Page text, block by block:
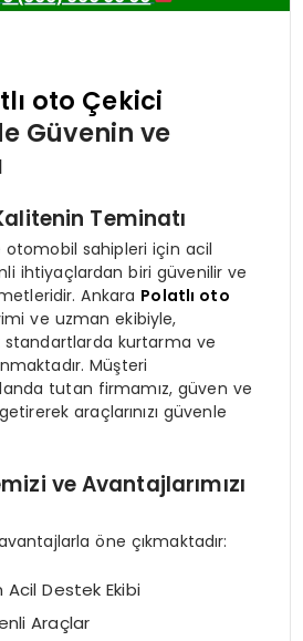
oto Çekici
Güvenin ve
Teminatı
otomobil sahipleri için acil
ihtiyaçlardan biri güvenilir ve
Ankara Polatlı oto
ve uzman ekibiyle,
standartlarda kurtarma ve
Müşteri
tutan firmamız, güven ve
araçlarınızı güvenle
ve Avantajlarımızı
öne çıkmaktadır:
Acil Destek Ekibi
Araçlar